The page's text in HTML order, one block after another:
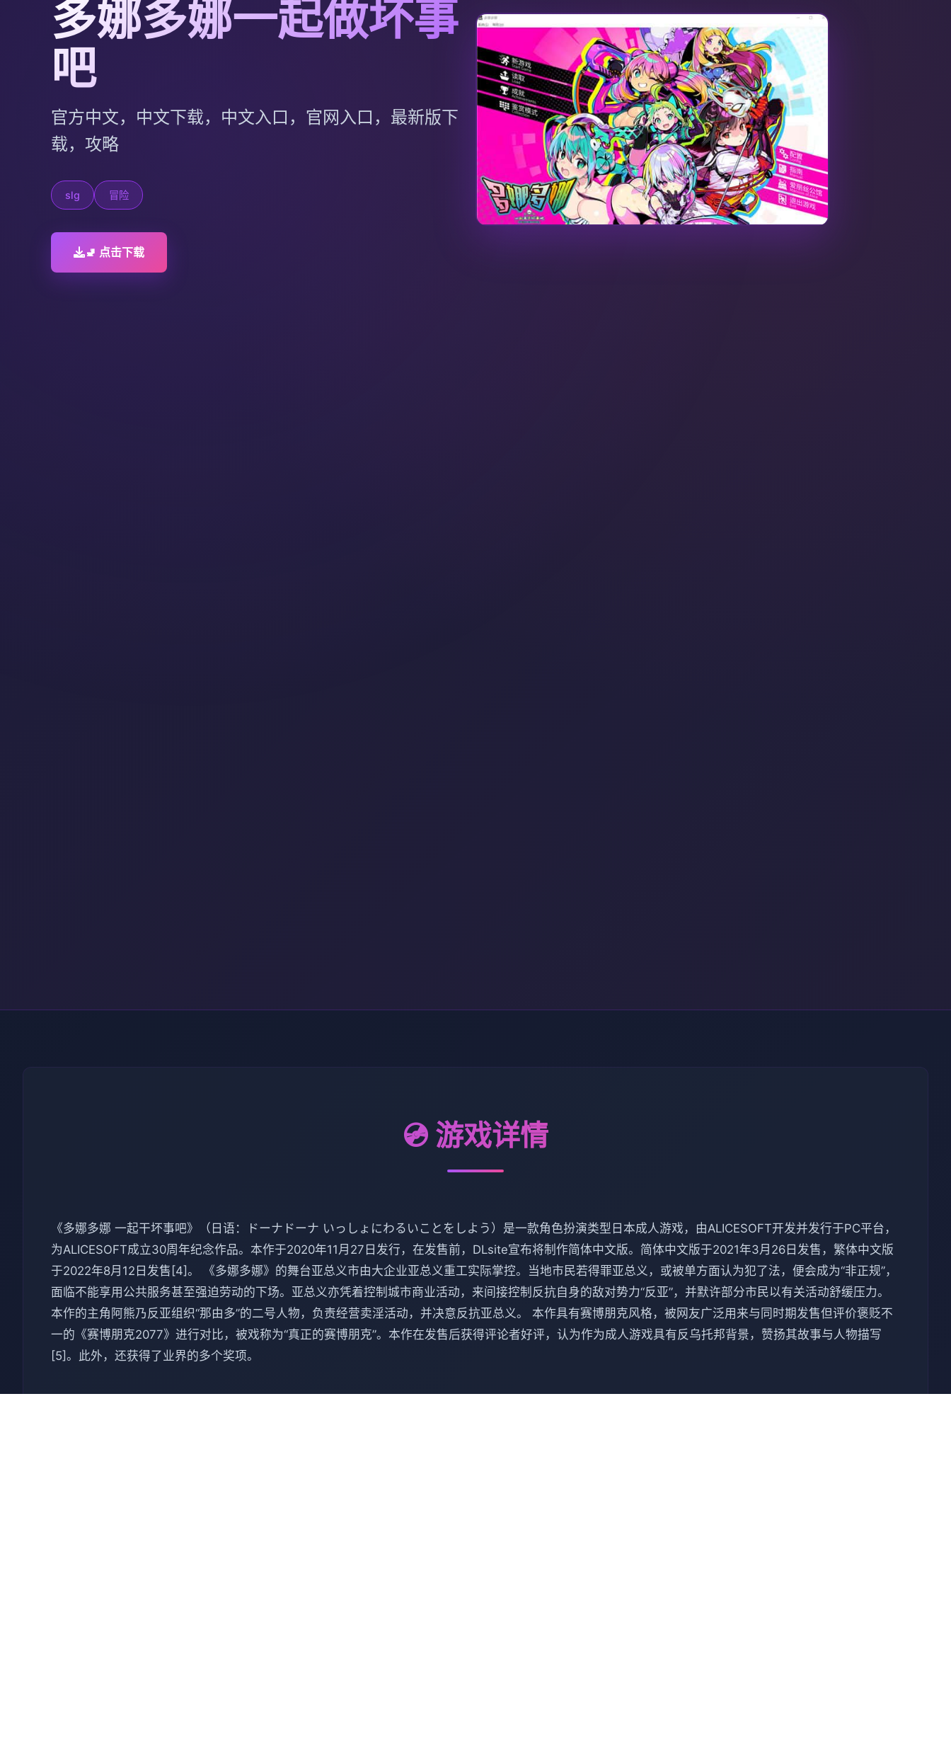
多娜多娜一起做坏事
吧
官方中文，中文下载，中文入口，官网入口，最新版下
载，攻略
slg 冒险
🚽 点击下载
💿 游戏详情
《多娜多娜 一起干坏事吧》（日语：ドーナドーナ いっしょにわるいことをしよう）是一款角色扮演类型日本成人游戏，由ALICESOFT开发并发行于PC平台，
为ALICESOFT成立30周年纪念作品。本作于2020年11月27日发行，在发售前，DLsite宣布将制作简体中文版。简体中文版于2021年3月26日发售，繁体中文版
于2022年8月12日发售[4]。 《多娜多娜》的舞台亚总义市由大企业亚总义重工实际掌控。当地市民若得罪亚总义，或被单方面认为犯了法，便会成为“非正规”，
面临不能享用公共服务甚至强迫劳动的下场。亚总义亦凭着控制城市商业活动，来间接控制反抗自身的敌对势力“反亚”，并默许部分市民以有关活动舒缓压力。
本作的主角阿熊乃反亚组织“那由多”的二号人物，负责经营卖淫活动，并决意反抗亚总义。 本作具有赛博朋克风格，被网友广泛用来与同时期发售但评价褒贬不
一的《赛博朋克2077》进行对比，被戏称为“真正的赛博朋克”。本作在发售后获得评论者好评，认为作为成人游戏具有反乌托邦背景，赞扬其故事与人物描写
[5]。此外，还获得了业界的多个奖项。